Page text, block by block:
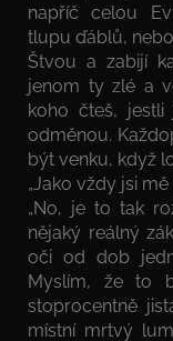
napříč celou
tlupu ďáblů,
Štvou a zabijí
jenom ty zlé a
koho čteš,
odměnou.
být venku, když
„Jako vždy jsi
„No, je to tak
nějaký reálný
oči od dob
Myslím, že to
stoprocentně
místní mrtvý